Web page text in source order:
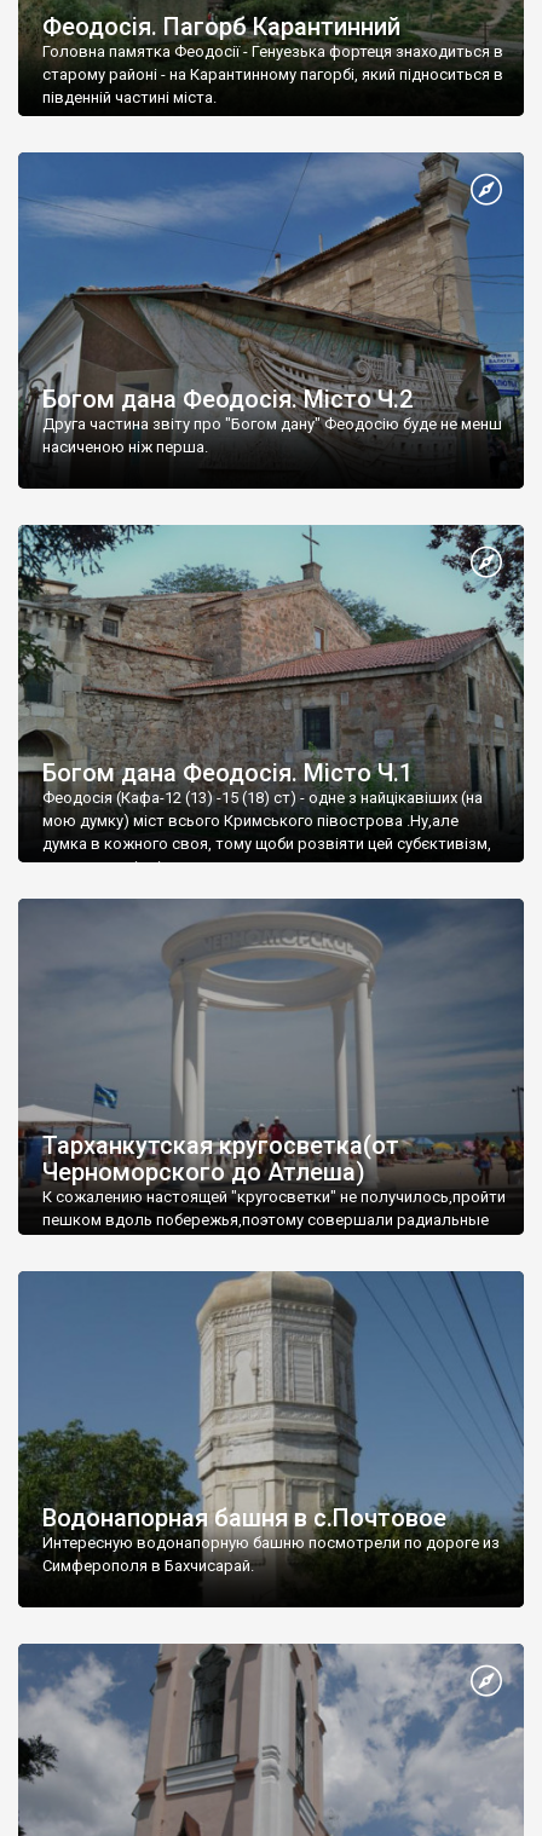
Феодосія. Пагорб Карантинний
Головна памятка Феодосії - Генуезька фортеця знаходиться в
старому районі - на Карантинному пагорбі, який підноситься в
південній частині міста.
Богом дана Феодосія. Місто Ч.2
Друга частина звіту про "Богом дану" Феодосію буде не менш
насиченою ніж перша.
Богом дана Феодосія. Місто Ч.1
Феодосія (Кафа-12 (13) -15 (18) ст) - одне з найцікавіших (на
мою думку) міст всього Кримського півострова .Ну,але
думка в кожного своя, тому щоби розвіяти цей субєктивізм,
запрошую відвідати це
Тарханкутская кругосветка(от
Черноморского до Атлеша)
К сожалению настоящей "кругосветки" не получилось,пройти
пешком вдоль побережья,поэтому совершали радиальные
Водонапорная башня в с.Почтовое
Интересную водонапорную башню посмотрели по дороге из
Симферополя в Бахчисарай.